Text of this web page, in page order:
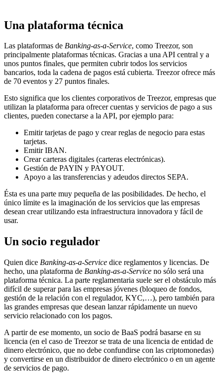
Una plataforma técnica
Las plataformas de Banking-as-a-Service, como Treezor, son
principalmente plataformas técnicas. Gracias a una API central y a
unos puntos finales, que permiten cubrir todos los servicios
bancarios, toda la cadena de pagos está cubierta. Treezor ofrece más
de 70 eventos y 27 puntos finales.
Esto significa que los clientes corporativos de Treezor, empresas que
utilizan la plataforma para ofrecer cuentas y servicios de pago a sus
clientes, pueden conectarse a la API, por ejemplo para:
Emitir tarjetas de pago y crear reglas de negocio para estas
tarjetas.
Emitir IBAN.
Crear carteras digitales (carteras electrónicas).
Gestión de PAYIN y PAYOUT.
Apoyo a las transferencias y adeudos directos SEPA.
Ésta es una parte muy pequeña de las posibilidades. De hecho, el
único límite es la imaginación de los servicios que las empresas
desean crear utilizando esta infraestructura innovadora y fácil de
usar.
Un socio regulador
Quien dice Banking-as-a-Service dice reglamentos y licencias. De
hecho, una plataforma de Banking-as-a-Service no sólo será una
plataforma técnica. La parte reglamentaria suele ser el obstáculo más
difícil de superar para las empresas jóvenes (bloqueo de fondos,
gestión de la relación con el regulador, KYC,…), pero también para
las grandes empresas que desean lanzar rápidamente un nuevo
servicio relacionado con los pagos.
A partir de ese momento, un socio de BaaS podrá basarse en su
licencia (en el caso de Treezor se trata de una licencia de entidad de
dinero electrónico, que no debe confundirse con las criptomonedas)
y convertirse en un distribuidor de dinero electrónico o en un agente
de servicios de pago.